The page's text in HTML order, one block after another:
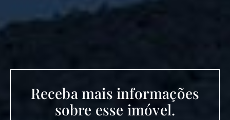
Receba mais informações
sobre esse imóvel.